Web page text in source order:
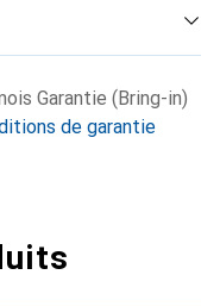
Garantie (Bring-in)
de garantie